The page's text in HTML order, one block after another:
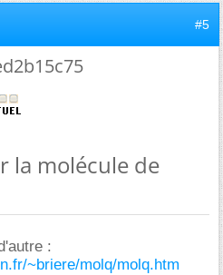
#5
la molécule de
:
~briere/molq/molq.htm